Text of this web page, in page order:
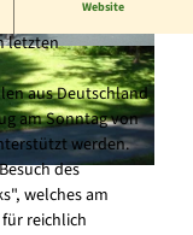
Usseln, Birgit Göbel |
CC-BY-SA
Website
letzten
aus Deutschland
am Sonntag von
werden.
des
welches am
reichlich